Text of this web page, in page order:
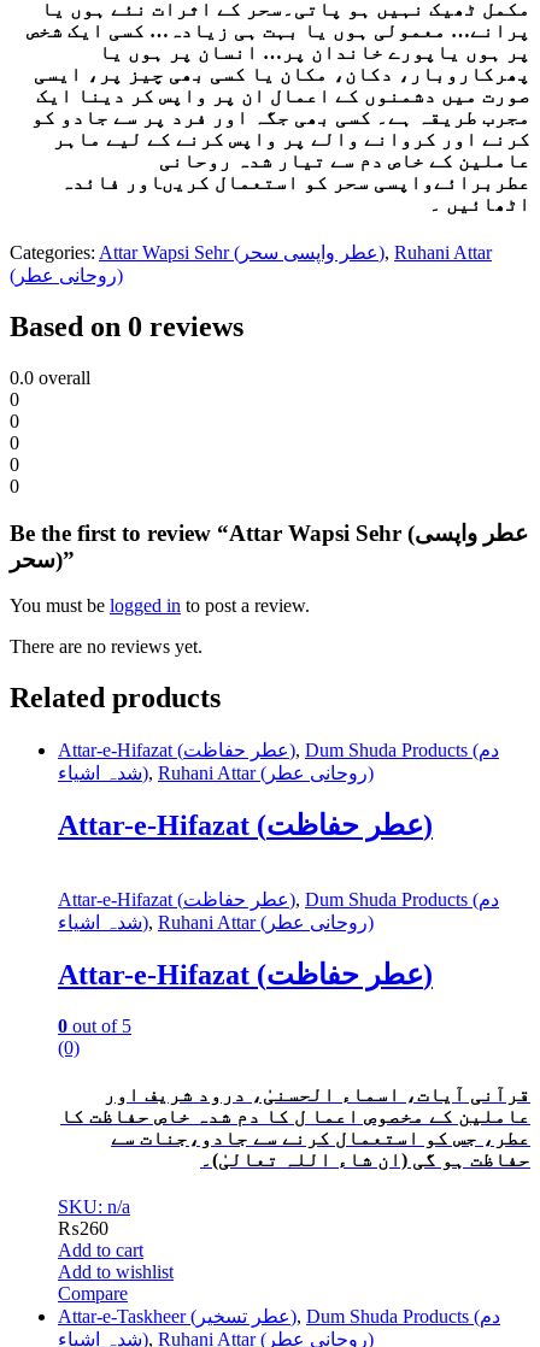
مکمل ٹھیک نہیں ہو پاتی۔سحر کے اثرات نئے ہوں یا
پرانے… معمولی ہوں یا بہت ہی زیادہ… کسی ایک شخص
پر ہوں یاپورے خاندان پر… انسان پر ہوں یا
پھرکاروبار، دکان، مکان یا کسی بھی چیز پر، ایسی
صورت میں دشمنوں کے اعمال ان پر واپس کر دینا ایک
مجرب طریقہ ہے۔ کسی بھی جگہ اور فرد پر سے جادو کو
کرنے اور کروانے والے پر واپس کرنے کے لیے ماہر
عاملین کے خاص دم سے تیار شدہ روحانی
عطربرائےواپسی سحر کو استعمال کریںاور فائدہ
اٹھائیں ۔
Categories: Attar Wapsi Sehr (عطر واپسی سحر), Ruhani Attar
(روحانی عطر)
Based on 0 reviews
0.0 overall
0
0
0
0
0
Be the first to review “Attar Wapsi Sehr (عطر واپسی
سحر)”
You must be logged in to post a review.
There are no reviews yet.
Related products
Attar-e-Hifazat (عطر حفاظت), Dum Shuda Products (دم
شدہ اشیاء), Ruhani Attar (روحانی عطر)
Attar-e-Hifazat (عطر حفاظت)
Attar-e-Hifazat (عطر حفاظت), Dum Shuda Products (دم
شدہ اشیاء), Ruhani Attar (روحانی عطر)
Attar-e-Hifazat (عطر حفاظت)
0 out of 5
(0)
قرآنی آیات، اسماء الحسنیٰ، درود شریف اور
عاملین کے مخصوص اعما ل کا دم شدہ خاص حفاظت کا
عطر، جس کو استعمال کرنے سے جادو،جنات سے
حفاظت ہو گی (ان شاء اللہ تعالیٰ)۔
SKU: n/a
₨260
Add to cart
Add to wishlist
Compare
Attar-e-Taskheer (عطر تسخیر), Dum Shuda Products (دم
شدہ اشیاء), Ruhani Attar (روحانی عطر)